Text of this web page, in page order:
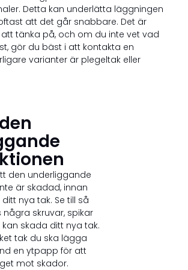
Detta kan underlätta läggningen
att det går snabbare. Det är
tänka på, och om du inte vet vad
gör du bäst i att kontakta en
varianter är plegeltak eller
den underliggande
är skadad, innan
nya tak. Se till så
skruvar, spikar
skada ditt nya tak.
tak du ska lägga
en ytpapp för att
mot skador.